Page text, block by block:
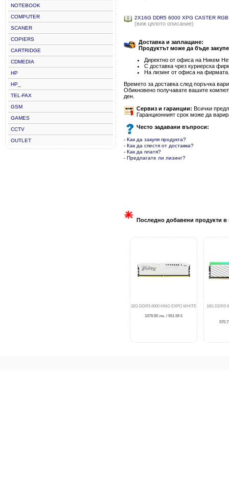
NOTEBOOK
COMPUTER
SCANER
COPIERS
CARTRIDGE
CDMEDIA
HP
HP_
TEL-FAX
GSM
GAMES
CCTV
OUTLET
2X16G DDR5 6000 XPG CASTER RGB
(виж цялото описание)
Доставка и заплащане:
Продуктът може да бъде
Директно от офиса на Никем
С доставка чрез куриерска
На лизинг от офиса на фирмата.
Времето за доставка след поръчка
Обикновено получавате вашите
ден.
Сервиз и гаранции: Всички
Гаранционният срок може да
Често задавани въпроси:
- Как да закупя продукта?
- Как да спестя от доставка?
- Как да платя?
- Предлагате ли лизинг?
Последно добавени продукти в
32G DDR5 6000 KING EXPO WHITE
1078.80 лв. / 551.58 €
16G DDR5